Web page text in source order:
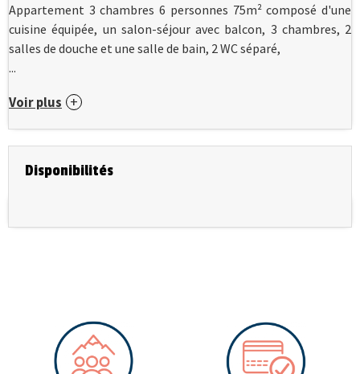
Appartement 3 chambres 6 personnes 75m² composé d'une
cuisine équipée, un salon-séjour avec balcon, 3 chambres, 2
salles de douche et une salle de bain, 2 WC séparé,
...
Voir plus
Disponibilités